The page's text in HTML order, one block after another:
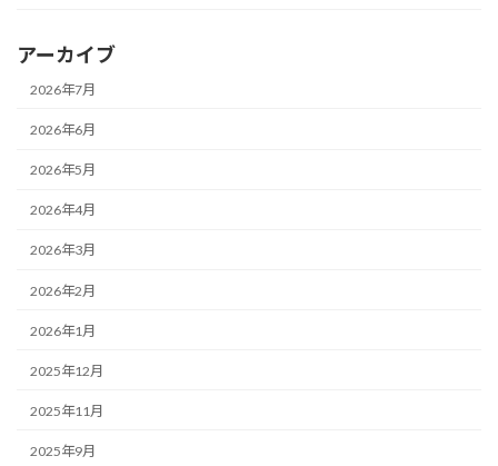
アーカイブ
2026年7月
2026年6月
2026年5月
2026年4月
2026年3月
2026年2月
2026年1月
2025年12月
2025年11月
2025年9月